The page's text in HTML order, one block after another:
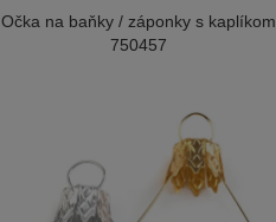
Očka na baňky / záponky s kaplíkom
750457